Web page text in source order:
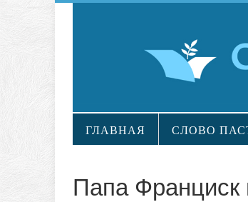
ГЛАВНАЯ СЛОВО
Папа Франциск